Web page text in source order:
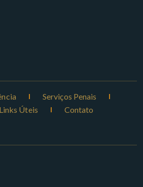
Serviços Penais
Links Úteis Contato